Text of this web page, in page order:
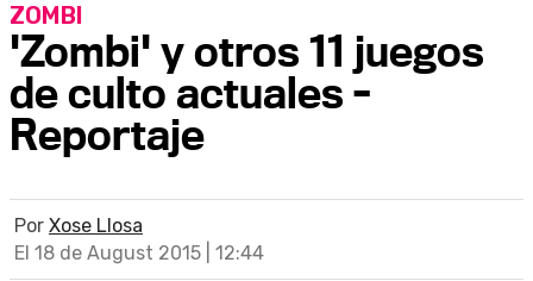
'Zombi' y otros 11 juegos
de culto actuales -
Reportaje
ZOMBI
Por Xose Llosa
El 18 de August 2015 | 12:44